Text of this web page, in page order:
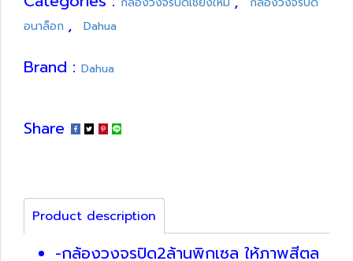
อนาล็อก , Dahua
Brand : Dahua
Share
Product description
-กล้องวงจรปิด2ล้านพิกเซล ให้ภาพสีตล